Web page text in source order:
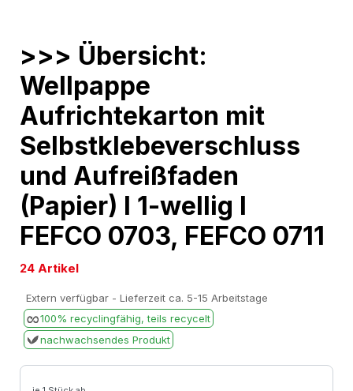
to
the
beginning
of
the
images
gallery
>>> Übersicht:
Wellpappe
Aufrichtekarton mit
Selbstklebeverschluss
und Aufreißfaden
(Papier) l 1-wellig l
FEFCO 0703, FEFCO 0711
24 Artikel
Extern verfügbar - Lieferzeit ca. 5-15 Arbeitstage
100% recyclingfähig, teils recycelt
nachwachsendes Produkt